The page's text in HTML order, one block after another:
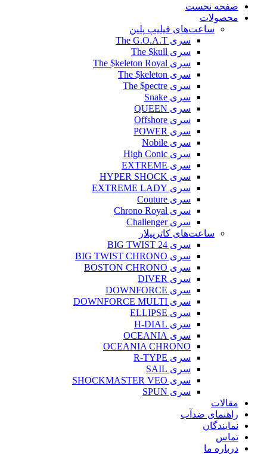
صفحه نخست
محصولات
ساعت‌های فیلیپ پلین
سری The G.O.A.T
سری The $kull
سری The $keleton Royal
سری The $keleton
سری The $pectre
سری Snake
سری QUEEN
سری Offshore
سری POWER
سری Nobile
سری High Conic
سری EXTREME
سری HYPER SHOCK
سری EXTREME LADY
سری Couture
سری Chrono Royal
سری Challenger
ساعت‌های کاترپیلار
سری BIG TWIST 24
سری BIG TWIST CHRONO
سری BOSTON CHRONO
سری DIVER
سری DOWNFORCE
سری DOWNFORCE MULTI
سری ELLIPSE
سری H-DIAL
سری OCEANIA
OCEANIA CHRONO
سری R-TYPE
سری SAIL
سری SHOCKMASTER VEO
سری SPUN
مقالات
راهنمای ضدآب
نمایندگان
تماس
درباره ما